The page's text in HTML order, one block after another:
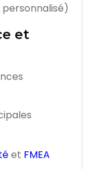
personnalisé)
et
et FMEA